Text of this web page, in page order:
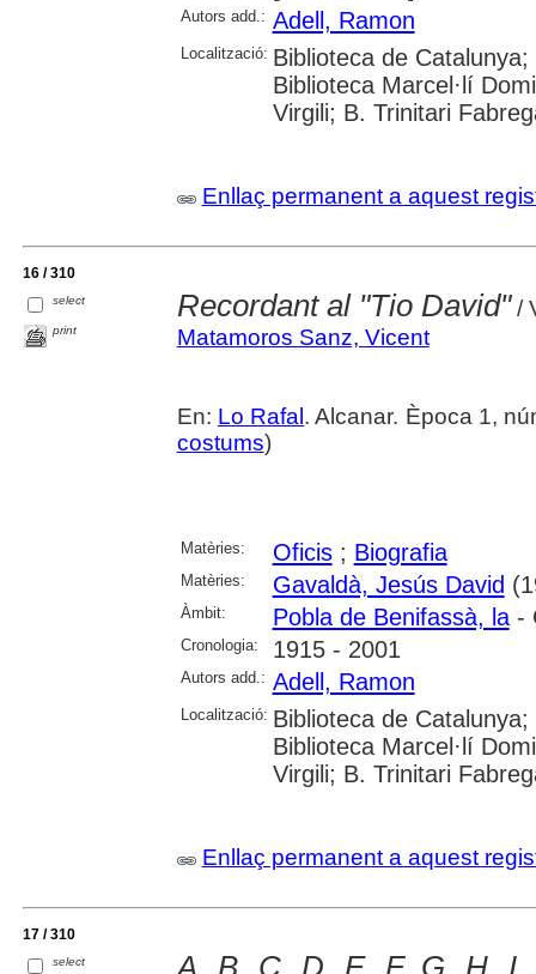
Autors add.: Adell, Ramon
Localització: Biblioteca de
Biblioteca Marcel·lí
Virgili; B. Trinitari
Enllaç permanent a aquest
16 / 310
select
print
Recordant al "Tio David"/
Matamoros Sanz, Vicent
En: Lo Rafal. Alcanar. Època 1,
costums)
Matèries: Oficis; Biografia
Matèries: Gavaldà, Jesús David
Àmbit: Pobla de Benifassà, la-
Cronologia: 1915 - 2001
Autors add.: Adell, Ramon
Localització: Biblioteca de
Biblioteca Marcel·lí
Virgili; B. Trinitari
Enllaç permanent a aquest
17 / 310
select A, B, C, D, E, F, G, H, I,